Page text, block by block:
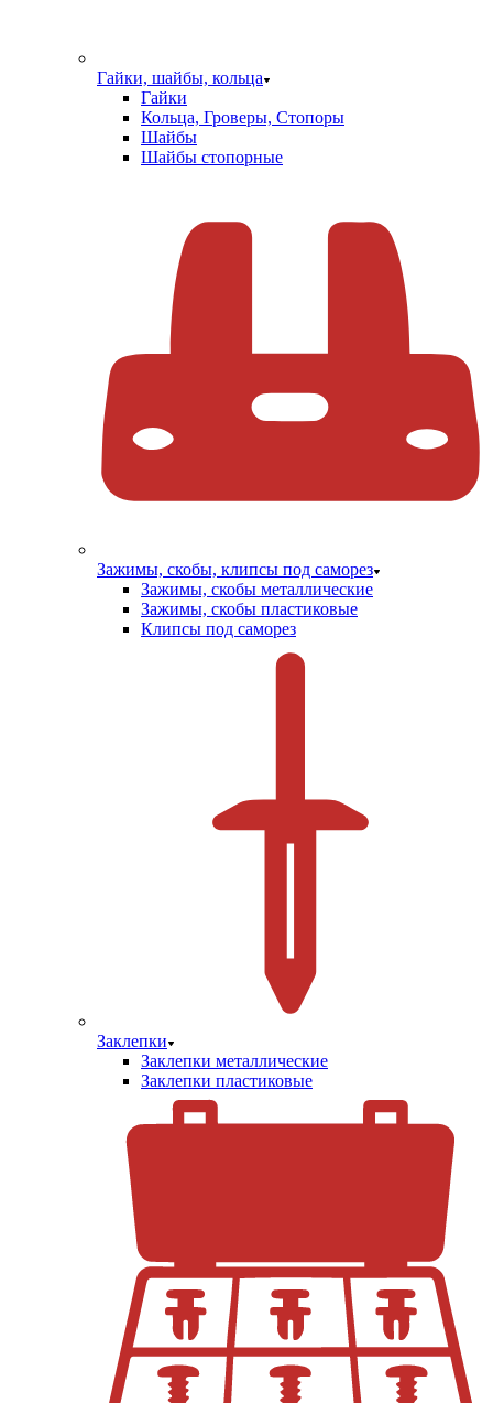
Гайки, шайбы, кольца
Гайки
Кольца, Гроверы, Стопоры
Шайбы
Шайбы стопорные
Зажимы, скобы, клипсы под саморез
Зажимы, скобы металлические
Зажимы, скобы пластиковые
Клипсы под саморез
Заклепки
Заклепки металлические
Заклепки пластиковые